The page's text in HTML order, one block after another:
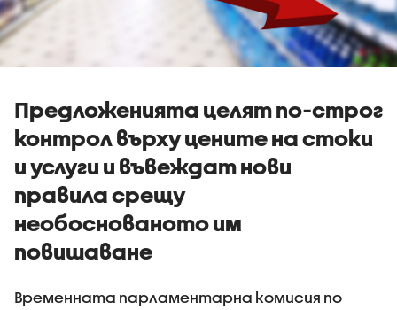
Предложенията целят по-строг
контрол върху цените на стоки
и услуги и въвеждат нови
правила срещу
необоснованото им
повишаване
Временната парламентарна комисия по